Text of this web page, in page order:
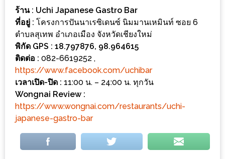
โปร
โม
ชั่น
เด็ด
สำหรับ
คุณ
แม่
ที่รัก
2560
สบาย
ร้าน : Uchi Japanese Gastro Bar
ที่อยู่ : โครงการปันนาเรซิเดนซ์ นิมมานเหมินท์ ซอย 6
ตำบลสุเทพ อำเภอเมือง จังหวัดเชียงใหม่
พิกัด GPS : 18.797876, 98.964615
ติดต่อ : 082-6619252 ,
https://www.facebook.com/uchibar
เวลาเปิด-ปิด : 11:00 น. – 24:00 น. ทุกวัน
Wongnai Review :
https://www.wongnai.com/restaurants/uchi-
japanese-gastro-bar